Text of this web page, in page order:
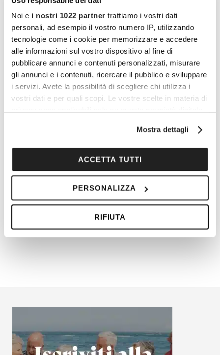
Noi e i nostri 1022 partner trattiamo i vostri dati
personali, ad esempio il vostro numero IP, utilizzando
tecnologie come i cookie per memorizzare e accedere
alle informazioni sul vostro dispositivo al fine di
pubblicare annunci e contenuti personalizzati, misurare
gli annunci e i contenuti, ricercare il pubblico e sviluppare
i servizi. Avete la possibilità di scegliere chi utilizza i
vostri dati e per quali scopi. Le vostre scelte in materia di
modificare o revocare il proprio consenso in qualsiasi
sull'icona di attivazione della privacy.
raccogliere informazioni sulla tua posizione
geografica, con un'approssimazione di qualche
Identificare il tuo dispositivo, scansionandolo
annunci, per fornire funzionalità dei social media e per
analizzare il nostro traffico. Condividiamo inoltre
Mostra dettagli
ACCETTA TUTTI
PERSONALIZZA
RIFIUTA
sessant’anni, proprio perché
vuole, si vive anche il rapporto d’amore in
modo più equilibrato, più sereno ed
indubbiamente più soddisfacente.
Vuoi commentare l’articolo? Iscriviti
alla community e partecipa alla
persone appassionate, piene di interessi e
gratitudine nei confronti della vita, per offrire
loro esperienze di socialità e risorse per vivere
al meglio.